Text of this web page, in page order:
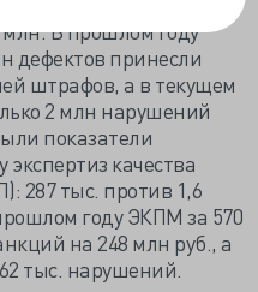
млн. В прошлом году
дефектов принесли
штрафов, а в текущем
2 млн нарушений
показатели
экспертиз качества
287 тыс. против 1,6
году ЭКПМ за 570
на 248 млн руб., а
тыс. нарушений.